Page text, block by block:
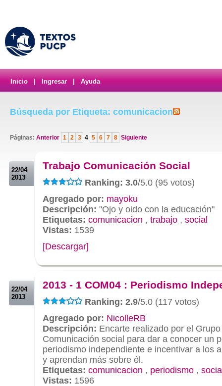
Inicio Ingresar Ayuda
Búsqueda por Etiqueta: comunicacion
Páginas: Anterior 1 2 3 4 5 6 7 8 Siguiente
22/04
2013
Trabajo Comunicación Social
Ranking: 3.0/5.0 (95 votos)
Agregado por: mayoku
Descripción: "Ojo y oido con la educación"
Etiquetas: comunicacion , trabajo , social
Vistas: 1539
[Descargar]
22/04
2013
2013 - 1 COM04 : Periodismo
Ranking: 2.9/5.0 (117 votos)
Agregado por: NicolleRB
Descripción: Encarte realizado por el
Comunicación social para dar a conocer un
periodismo independiente e incentivar a los
y aprendan más sobre él.
Etiquetas: comunicacion , periodismo ,
Vistas: 1596